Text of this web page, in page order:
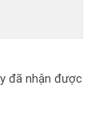
đã nhận được